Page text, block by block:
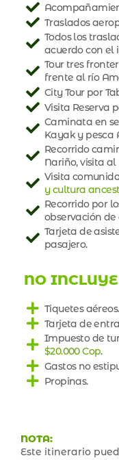
Traslados
Todos los
acuerdo con el
Tour tres
frente al río
City Tour por
Visita Reserva
Caminata en
Kayak y pesca
Recorrido
Nariño, visita
Visita
y cultura
Recorrido por
observación de
Tarjeta de
pasajero.
NO INCLUYE
Tiquetes aéreos.
Tarjeta de
Impuesto de
$20.000 Cop.
Gastos no
Propinas.
NOTA:
Este itinerario